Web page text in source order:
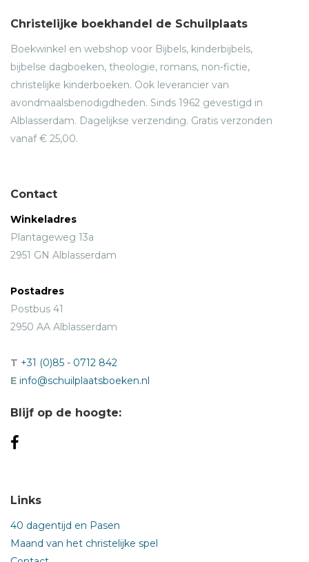
Christelijke boekhandel de Schuilplaats
Boekwinkel en webshop voor Bijbels, kinderbijbels,
bijbelse dagboeken, theologie, romans, non-fictie,
christelijke kinderboeken. Ook leverancier van
avondmaalsbenodigdheden. Sinds 1962 gevestigd in
Alblasserdam. Dagelijkse verzending. Gratis verzonden
vanaf € 25,00.
Contact
Winkeladres
Plantageweg 13a
2951 GN Alblasserdam
Postadres
Postbus 41
2950 AA Alblasserdam
T +31 (0)85 - 0712 842
E info@schuilplaatsboeken.nl
Blijf op de hoogte:
Links
40 dagentijd en Pasen
Maand van het christelijke spel